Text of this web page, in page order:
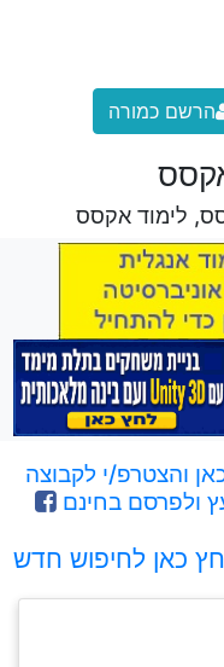
הרשם כמורה
לימוד אקסס
והצטרפ/י לקבוצה
ולפרסם בחינם
כאן לחיפוש חדש